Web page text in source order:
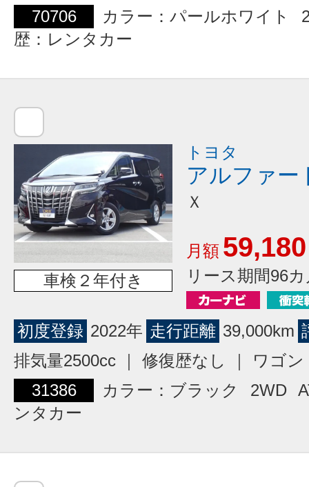
70706 カラー：パールホワイト
歴：レンタカー
車検２年付き
トヨタ
アルファー
Ｘ
月額 59,180
リース期間96
初度登録 2022年 走行距離 39,000km
排気量2500cc ｜ 修復歴なし ｜ ワゴ
31386
カラー：ブラック 2WD
ンタカー